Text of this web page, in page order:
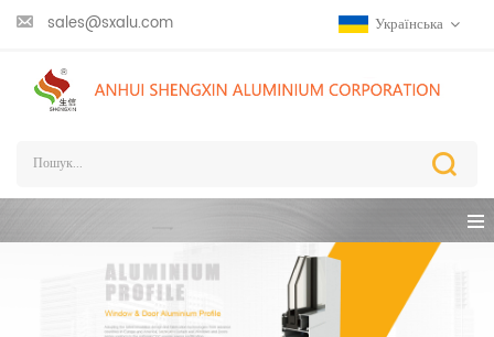
sales@sxalu.com Українська